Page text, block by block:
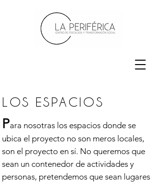
LOS ESPACIOS
Para nosotras los espacios donde se
ubica el proyecto no son meros locales,
son el proyecto en sí. No queremos que
sean un contenedor de actividades y
personas, pretendemos que sean lugares